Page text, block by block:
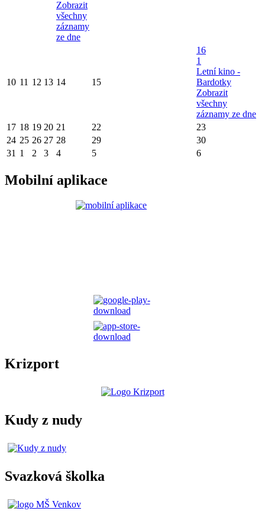
Zobrazit
všechny
záznamy
ze dne
10 11 12 13 14 15
16
1
Letní kino -
Bardotky
Zobrazit
všechny
záznamy ze dne
17 18 19 20 21 22
23
24 25 26 27 28 29
30
31 1 2 3 4 5 6
Mobilní aplikace
Krizport
Kudy z nudy
Svazková školka